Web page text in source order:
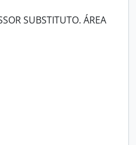
SUBSTITUTO. ÁREA